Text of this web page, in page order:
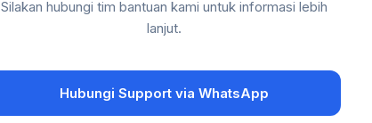
Silakan hubungi tim bantuan kami untuk informasi lebih
lanjut.
Hubungi Support via WhatsApp